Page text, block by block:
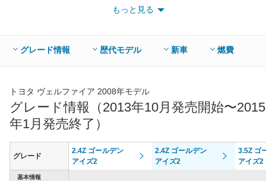
上そしてリアサスペンションにはダブルウィッシュボーン式を採
な外観デザインを採用し、どんなシーンにおいても心地良い静粛
性を向上している。搭載しているエンジンは最高出力182psを発
CVT、3.5Lは6速ATで、駆動方式は全車に2WD（FF）と4WDを
用意している。一部グレードに8人乗りが用意されているが、7人
乗りが主流で、広くゆったりとした専用シートを採用し、後席を
くつろぎの空間としたエグゼクティブラウンジと呼ばれる最上級
グレードを設定。モデル体系は標準車とエアロモデルの２種類と
なっている。安全装備は、危険回避をサポートするプリクラッシ
ュセーフティシステムをはじめ、高速道路でのドライバーの負荷
を軽減するレーダークルーズコントロールなどを採用している。
2017年12月にマイナーチェンジを行い、内外装の変更をはじ
もっと見る
グレード情報 歴代モデル 新車 燃費
トヨタ ヴェルファイア 2008年モデル
グレード情報（2013年10月発売開始〜2015
年1月発売終了）
グレード
2.4Z ゴールデン
アイズ2
2.4Z ゴールデン
アイズ2
3.5Z ゴ
アイズ2
基本情報